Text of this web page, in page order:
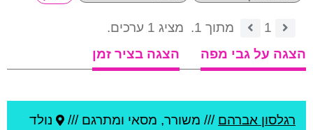
1 מתוך 1.
מציג 1 ערכים.
הצגה על גבי מפה
הצגה בציר זמן
רגלסון אברהם /// משורר, מסאי ומתרגם ///
נולד